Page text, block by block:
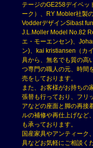
テージのGE258デイベッ
ーク）、RY Mobler社製
VodderデザインSibast
J.L.Moller Model No.82
エ・モーエンセン)、
ン)、kai kristiansen（カ
具から、無名でも質の高
つ専門の職人の元、時間
売をしております。
また、お客様がお持ちの
張替も行っており、フリ
アなどの座面と脚の再接
ルの補修や再仕上げなど
も承っております。
国産家具やアンティーク
具などお気軽にご相談く